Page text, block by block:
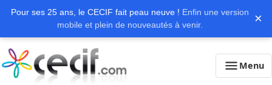
Pour ses 25 ans, le CECIF fait peau neuve ! Enfin une version
mobile et plein de nouveautés à venir.
×
Menu